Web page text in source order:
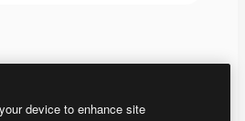
device to enhance site